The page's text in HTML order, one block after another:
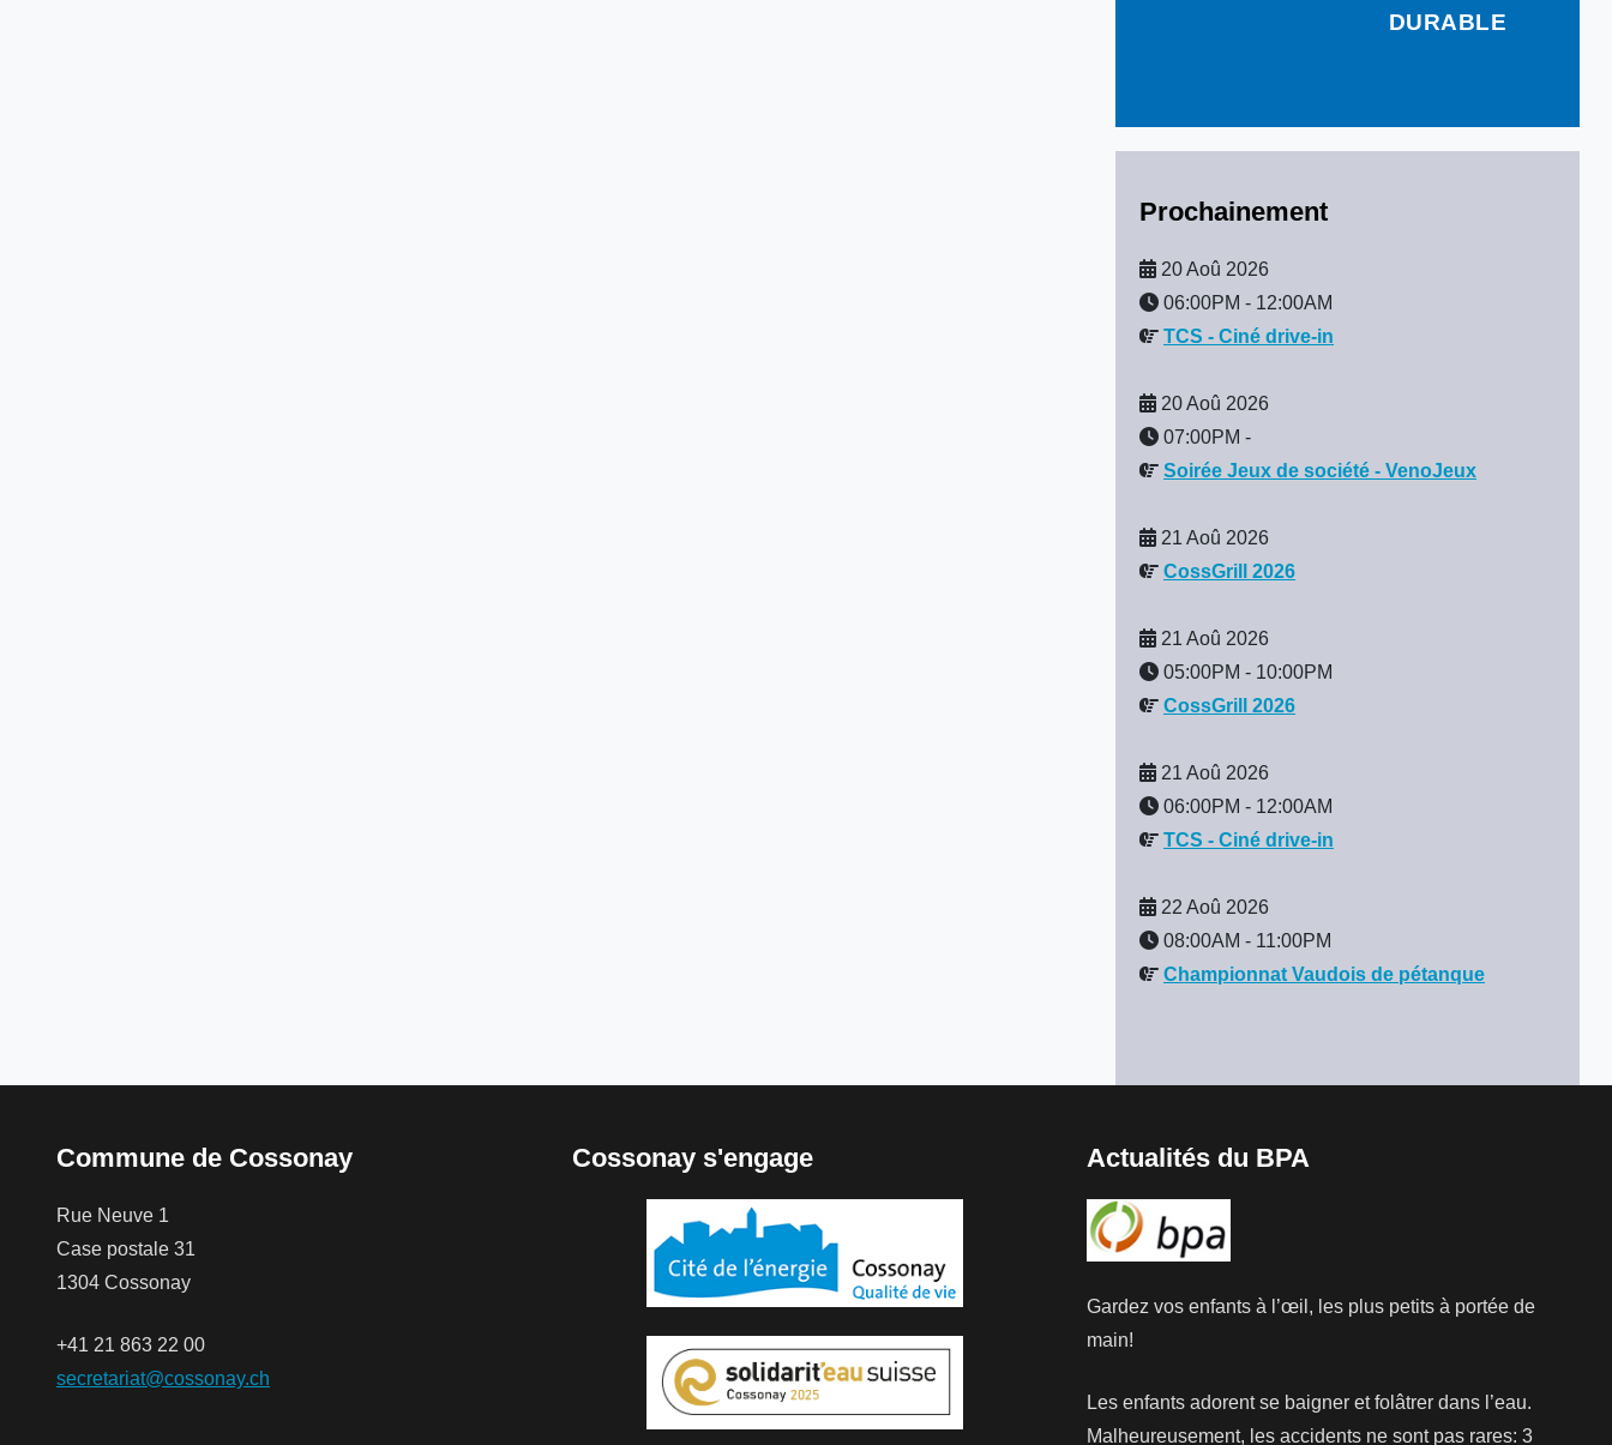
DURABLE
Prochainement
20 Aoû 2026
06:00PM - 12:00AM
TCS - Ciné drive-in
20 Aoû 2026
07:00PM -
Soirée Jeux de société - VenoJeux
21 Aoû 2026
CossGrill 2026
21 Aoû 2026
05:00PM - 10:00PM
CossGrill 2026
21 Aoû 2026
06:00PM - 12:00AM
TCS - Ciné drive-in
22 Aoû 2026
08:00AM - 11:00PM
Championnat Vaudois de pétanque
Commune de Cossonay
Rue Neuve 1
Case postale 31
1304 Cossonay
+41 21 863 22 00
secretariat@cossonay.ch
Cossonay s'engage Actualités du BPA
Gardez vos enfants à l’œil, les plus petits à portée de
main!
Les enfants adorent se baigner et folâtrer dans l’eau.
Malheureusement, les accidents ne sont pas rares: 3